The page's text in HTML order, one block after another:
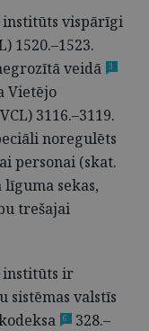
vispārīgi
1520.–1523.
veidā 3
Vietējo
3116.–3119.
noregulēts
personai (skat.
sekas,
trešajai
institūts ir
sistēmas valstīs
6
328.–